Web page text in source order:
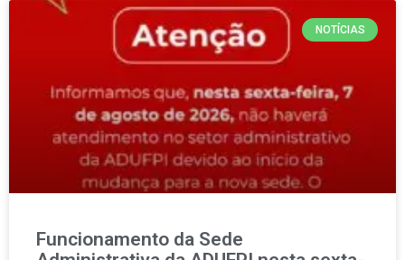
NOTÍCIAS
Funcionamento da Sede